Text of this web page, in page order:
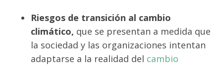
Riesgos de transición al cambio
climático, que se presentan a medida que
la sociedad y las organizaciones intentan
adaptarse a la realidad del cambio